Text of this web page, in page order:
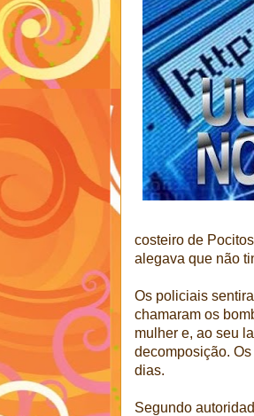
costeiro de
alegava que não
Os policiais
chamaram os
mulher e, ao seu
decomposição.
dias.
Segundo